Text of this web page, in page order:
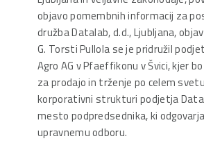
objavo pomembnih informacij za
družba Datalab, d.d., Ljubljana,
G. Torsti Pullola se je pridružil
Agro AG v Pfaeffikonu v Švici, kjer
za prodajo in trženje po celem
korporativni strukturi podjetja
mesto podpredsednika, ki
upravnemu odboru.